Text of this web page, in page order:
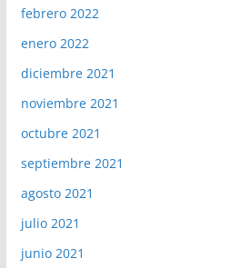
febrero 2022
enero 2022
diciembre 2021
noviembre 2021
octubre 2021
septiembre 2021
agosto 2021
julio 2021
junio 2021